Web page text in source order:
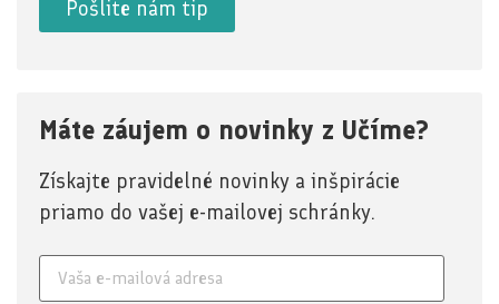
Pošlite nám tip
Máte záujem o novinky z Učíme?
Získajte pravidelné novinky a inšpirácie
priamo do vašej e-mailovej schránky.